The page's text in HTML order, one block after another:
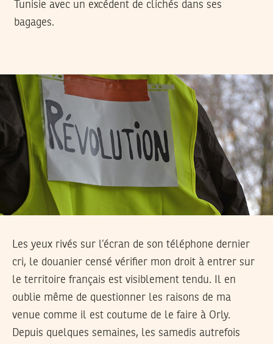
Tunisie avec un excédent de clichés dans ses
bagages.
Les yeux rivés sur l’écran de son téléphone dernier
cri, le douanier censé vérifier mon droit à entrer sur
le territoire français est visiblement tendu. Il en
oublie même de questionner les raisons de ma
venue comme il est coutume de le faire à Orly.
Depuis quelques semaines, les samedis autrefois